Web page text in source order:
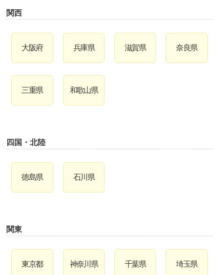
関西
大阪府 兵庫県 滋賀県 奈良県
三重県 和歌山県
四国・北陸
徳島県 石川県
関東
東京都 神奈川県 千葉県 埼玉県